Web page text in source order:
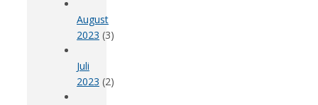
August
2023 (3)
Juli
2023 (2)